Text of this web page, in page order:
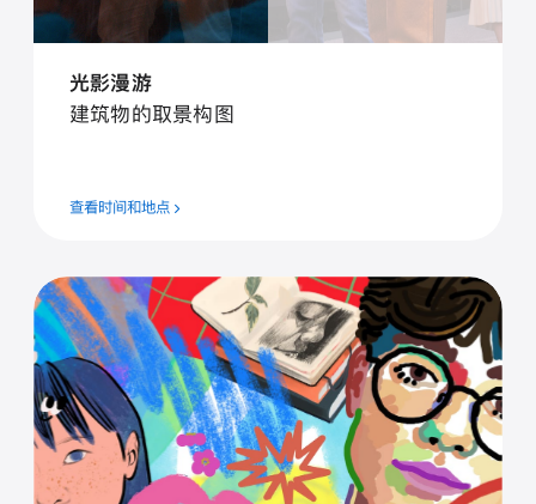
光影漫游
建筑物的取景构图
查看时间和地点